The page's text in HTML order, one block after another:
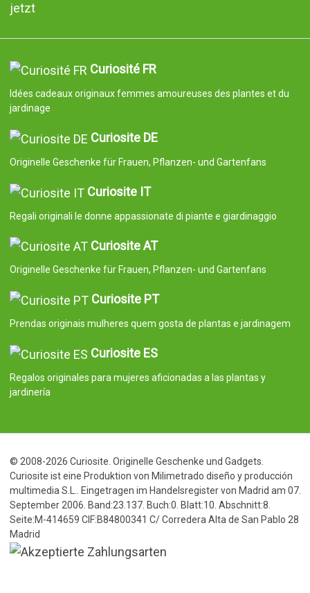
jetzt
Curiosité FR
Idées cadeaux originaux femmes amoureuses des plantes et du
jardinage
Curiosite DE
Originelle Geschenke für Frauen, Pflanzen- und Gartenfans
Curiosite IT
Regali originali le donne appassionate di piante e giardinaggio
Curiosite AT
Originelle Geschenke für Frauen, Pflanzen- und Gartenfans
Curiosite PT
Prendas originais mulheres quem gosta de plantas e jardinagem
Curiosite ES
Regalos originales para mujeres aficionadas a las plantas y
jardinería
© 2008-2026 Curiosite. Originelle Geschenke und Gadgets.
Curiosite ist eine Produktion von Milimetrado diseño y producción
multimedia S.L.. Eingetragen im Handelsregister von Madrid am 07.
September 2006. Band:23.137. Buch:0. Blatt:10. Abschnitt:8.
Seite:M-414659 CIF:B84800341 C/ Corredera Alta de San Pablo 28
Madrid